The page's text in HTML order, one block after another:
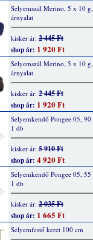
Selyemszál Merino, 5 x 10
árnyalat
kisker ár: 2 445 Ft
shop ár: 1 920 Ft
Selyemszál Merino, 5 x 10
árnyalat
kisker ár: 2 445 Ft
shop ár: 1 920 Ft
Selyemkendő Pongee 05,
1 db
kisker ár: 5 910 Ft
shop ár: 4 920 Ft
Selyemkendő Pongee 05,
1 db
kisker ár: 2 035 Ft
shop ár: 1 665 Ft
Selyemfestő keret 100 cm